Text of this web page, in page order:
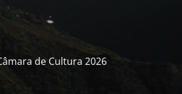
de Cultura 2026